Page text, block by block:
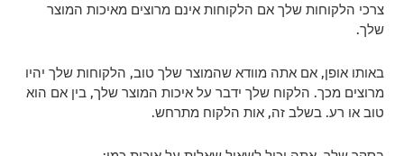
צרכי הלקוחות שלך אם הלקוחות אינם מרוצים מאיכות המוצר
שלך.
באותו אופן, אם אתה מוודא שהמוצר שלך טוב, הלקוחות שלך יהיו
מרוצים מכך. הלקוח שלך ידבר על איכות המוצר שלך, בין אם הוא
טוב או רע. בשלב זה, אות הלקוח מתרחש.